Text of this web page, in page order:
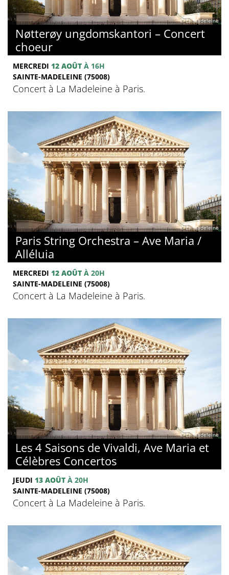
© La Madeleine
Nøtterøy ungdomskantori – Concert
choeur
MERCREDI 12 AOÛT À 16H
SAINTE-MADELEINE (75008)
Concert à La Madeleine à Paris.
© La Madeleine
Paris String Orchestra – Ave Maria /
Alléluia
MERCREDI 12 AOÛT À 20H
SAINTE-MADELEINE (75008)
Concert à La Madeleine à Paris.
© La Madeleine
Les 4 Saisons de Vivaldi, Ave Maria et
Célèbres Concertos
JEUDI 13 AOÛT À 20H
SAINTE-MADELEINE (75008)
Concert à La Madeleine à Paris.